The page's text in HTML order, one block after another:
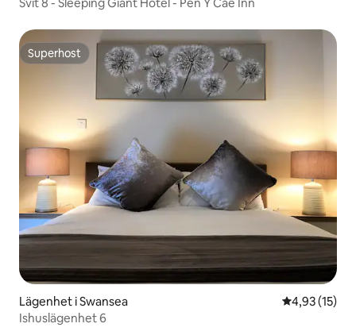
Superhost
Superhost
Lägenhet i Swansea 4,93 av 5 i
4,93 (15)
Ishuslägenhet 6